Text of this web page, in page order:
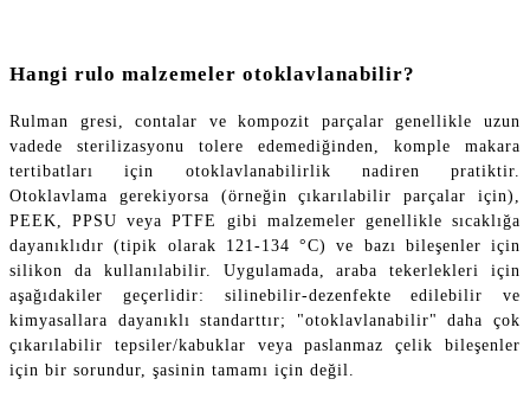
Hangi rulo malzemeler otoklavlanabilir?
Rulman gresi, contalar ve kompozit parçalar genellikle uzun
vadede sterilizasyonu tolere edemediğinden, komple makara
tertibatları için otoklavlanabilirlik nadiren pratiktir.
Otoklavlama gerekiyorsa (örneğin çıkarılabilir parçalar için),
PEEK, PPSU veya PTFE gibi malzemeler genellikle sıcaklığa
dayanıklıdır (tipik olarak 121-134 °C) ve bazı bileşenler için
silikon da kullanılabilir. Uygulamada, araba tekerlekleri için
aşağıdakiler geçerlidir: silinebilir-dezenfekte edilebilir ve
kimyasallara dayanıklı standarttır; "otoklavlanabilir" daha çok
çıkarılabilir tepsiler/kabuklar veya paslanmaz çelik bileşenler
için bir sorundur, şasinin tamamı için değil.